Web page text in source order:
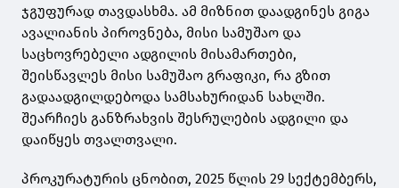
ჯგუფურად თავდასხმა. ამ მიზნით დაადგინეს გიგა
ავალიანის პიროვნება, მისი სამუშაო და
საცხოვრებელი ადგილის მისამართები,
შეისწავლეს მისი სამუშაო გრაფიკი, რა გზით
გადაადგილდებოდა სამსახურიდან სახლში.
შეარჩიეს განზრახვის შესრულების ადგილი და
დაიწყეს თვალთვალი.
პროკურატურის ცნობით, 2025 წლის 29 სექტემბერს,